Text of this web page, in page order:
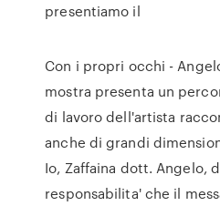
presentiamo il
Con i propri occhi -
mostra presenta un
di lavoro dell'artista
anche di grandi
Io, Zaffaina dott. Angelo,
responsabilita' che il